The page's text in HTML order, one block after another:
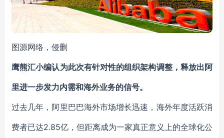
图源网络，侵删
鹰熊汇小编认为此次有针对性的组织架构调整，释放出阿
里进一步发力内需和海外业务的信号。
过去几年，阿里巴巴海外市场增长迅速，海外年度活跃消
费者已达2.85亿，但距离成为一家真正意义上的全球化公